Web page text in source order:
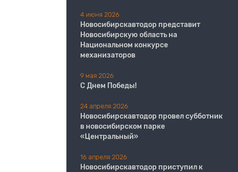
4 июня 2026
Новосибирскавтодор представит
Новосибирскую область на
Национальном конкурсе
механизаторов
9 мая 2026
С Днем Победы!
24 апреля 2026
Новосибирскавтодор провел субботник
в новосибирском парке
«Центральный»
16 апреля 2026
Новосибирскавтодор приступил к